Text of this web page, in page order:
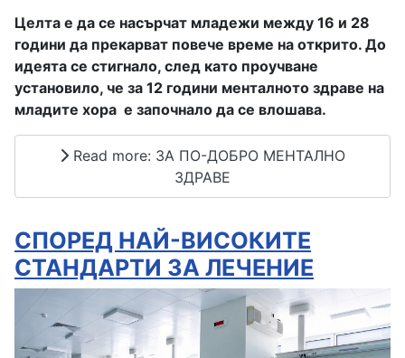
Целта е да се насърчат младежи между 16 и 28
години да прекарват повече време на открито. До
идеята се стигнало, след като проучване
установило, че за 12 години менталното здраве на
младите хора е започнало да се влошава.
Read more: ЗА ПО-ДОБРО МЕНТАЛНО
ЗДРАВЕ
СПОРЕД НАЙ-ВИСОКИТЕ
СТАНДАРТИ ЗА ЛЕЧЕНИЕ